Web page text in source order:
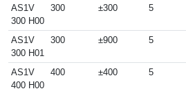
AS1V
300 H00
300 ±300 5
AS1V
300 H01
300 ±900 5
AS1V
400 H00
400 ±400 5